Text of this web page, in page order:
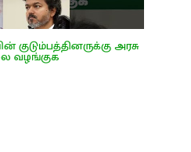
குடும்பத்தினருக்கு அரசு
வழங்குக